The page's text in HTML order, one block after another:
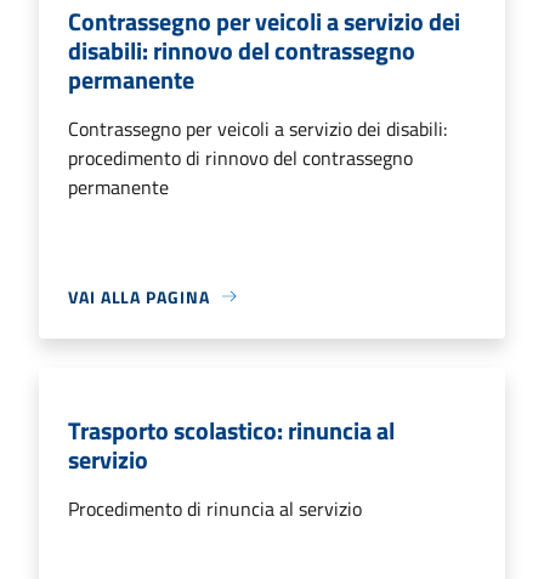
Contrassegno per veicoli a servizio dei
disabili: rinnovo del contrassegno
permanente
Contrassegno per veicoli a servizio dei disabili:
procedimento di rinnovo del contrassegno
permanente
VAI ALLA PAGINA
Trasporto scolastico: rinuncia al
servizio
Procedimento di rinuncia al servizio